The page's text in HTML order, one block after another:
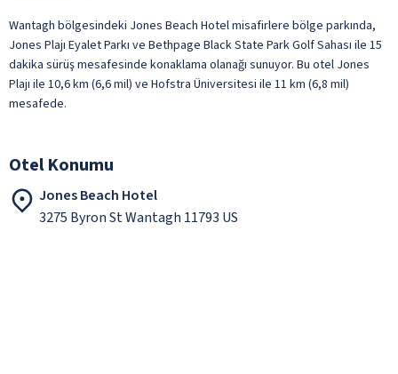
Wantagh bölgesindeki Jones Beach Hotel misafirlere bölge parkında,
Jones Plajı Eyalet Parkı ve Bethpage Black State Park Golf Sahası ile 15
dakika sürüş mesafesinde konaklama olanağı sunuyor. Bu otel Jones
Plajı ile 10,6 km (6,6 mil) ve Hofstra Üniversitesi ile 11 km (6,8 mil)
mesafede.
Otel Konumu
Jones Beach Hotel
3275 Byron St Wantagh 11793 US